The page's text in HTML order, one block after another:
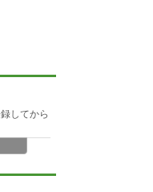
してから
動で設定